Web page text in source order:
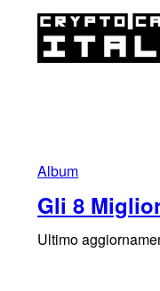
Album
Gli 8
Ultimo